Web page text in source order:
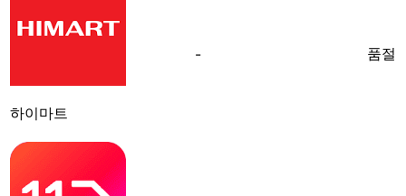
하이마트
- 품절